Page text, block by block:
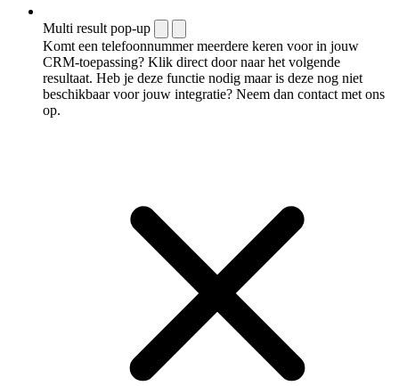
Multi result pop-up
Komt een telefoonnummer meerdere keren voor in jouw
CRM-toepassing? Klik direct door naar het volgende
resultaat. Heb je deze functie nodig maar is deze nog niet
beschikbaar voor jouw integratie? Neem dan contact met ons
op.